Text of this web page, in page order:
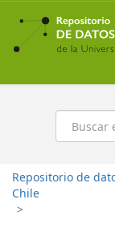
Ir
contenido
principal
Buscar
Repositorio de
Chile
>